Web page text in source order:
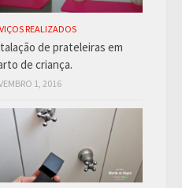
REALIZADOS
de prateleiras em
de criança.
1, 2016